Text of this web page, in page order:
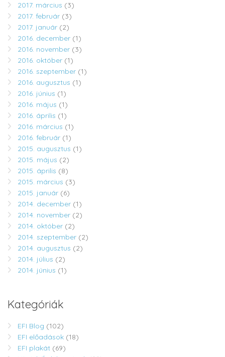
2017. március (3)
2017. február (3)
2017. január (2)
2016. december (1)
2016. november (3)
2016. október (1)
2016. szeptember (1)
2016. augusztus (1)
2016. június (1)
2016. május (1)
2016. április (1)
2016. március (1)
2016. február (1)
2015. augusztus (1)
2015. május (2)
2015. április (8)
2015. március (3)
2015. január (6)
2014. december (1)
2014. november (2)
2014. október (2)
2014. szeptember (2)
2014. augusztus (2)
2014. július (2)
2014. június (1)
Kategóriák
EFI Blog (102)
EFI előadások (18)
EFI plakát (69)